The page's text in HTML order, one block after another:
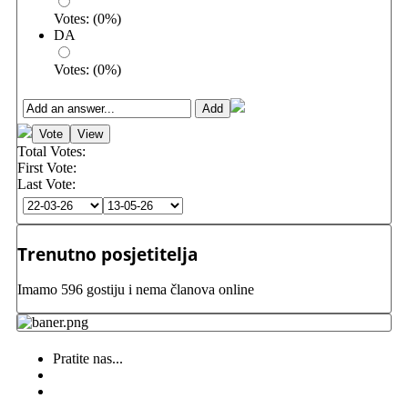
Votes: (0%)
DA
Votes: (0%)
Total Votes:
First Vote:
Last Vote:
Trenutno posjetitelja
Imamo 596 gostiju i nema članova online
Pratite nas...